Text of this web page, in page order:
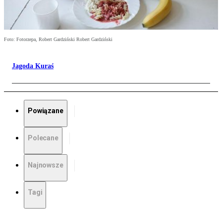
Foto: Fotorzepa, Robert Gardziński Robert Gardziński
Jagoda Kuraś
Powiązane
Polecane
Najnowsze
Tagi